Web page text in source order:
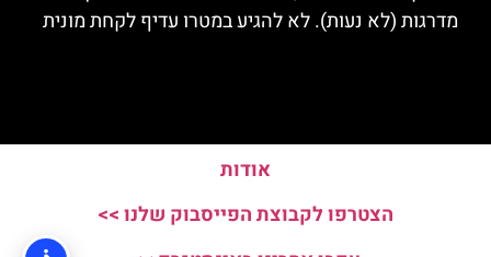
מדרגות (לא נעות). לא להגיע במטרו עדיף לקחת מונית
אודות
הצטרפו לקבוצת הפייסבוק שלנו >>